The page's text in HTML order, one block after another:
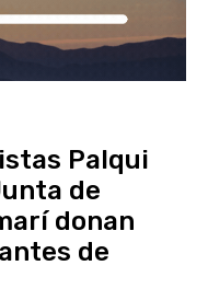
Palqui
de
donan
de